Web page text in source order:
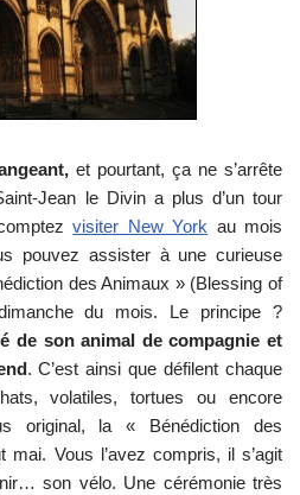
et pourtant, ça ne s’arrête
Jean le Divin a plus d’un tour
visiter New York au mois
pouvez assister à une curieuse
des Animaux » (Blessing of
du mois. Le principe ?
de son animal de compagnie et
. C’est ainsi que défilent chaque
volatiles, tortues ou encore
original, la « Bénédiction des
mai. Vous l’avez compris, il s’agit
son vélo. Une cérémonie très